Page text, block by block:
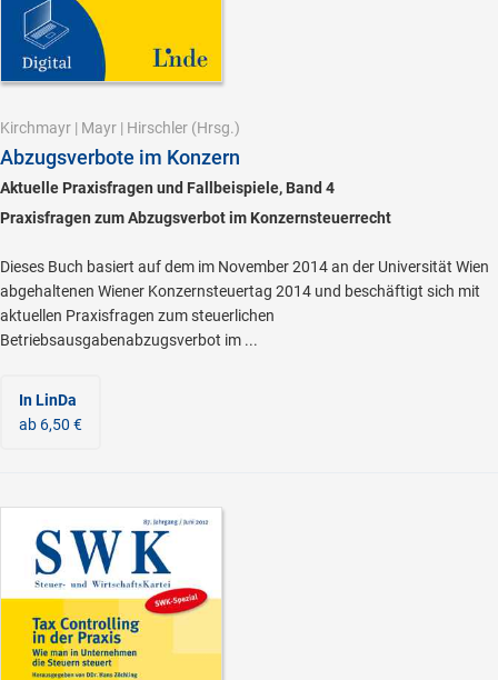
Kirchmayr | Mayr | Hirschler (Hrsg.)
Abzugsverbote im Konzern
Aktuelle Praxisfragen und Fallbeispiele, Band 4
Praxisfragen zum Abzugsverbot im Konzernsteuerrecht
Dieses Buch basiert auf dem im November 2014 an der Universität Wien
abgehaltenen Wiener Konzernsteuertag 2014 und beschäftigt sich mit
aktuellen Praxisfragen zum steuerlichen
Betriebsausgabenabzugsverbot im ...
In LinDa
ab 6,50 €